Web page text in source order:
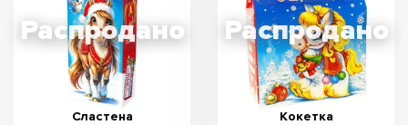
Сластена Кокетка